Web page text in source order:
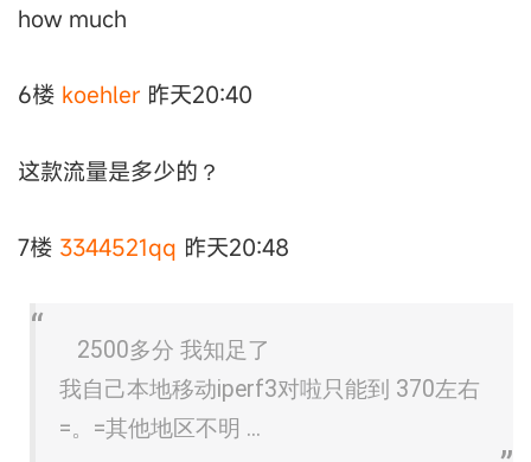
how much
6楼 koehler 昨天20:40
这款流量是多少的？
7楼 3344521qq 昨天20:48
2500多分 我知足了
我自己本地移动iperf3对啦只能到 370左右
=。=其他地区不明 ...